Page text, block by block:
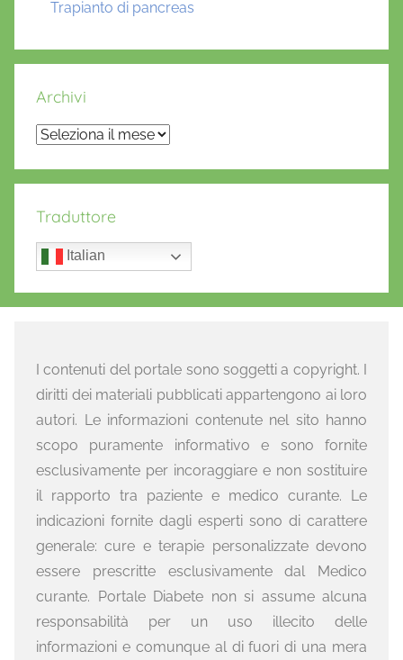
Trapianto di pancreas
Archivi
Archivi
Traduttore
Italian
I contenuti del portale sono soggetti a copyright. I
diritti dei materiali pubblicati appartengono ai loro
autori. Le informazioni contenute nel sito hanno
scopo puramente informativo e sono fornite
esclusivamente per incoraggiare e non sostituire
il rapporto tra paziente e medico curante. Le
indicazioni fornite dagli esperti sono di carattere
generale: cure e terapie personalizzate devono
essere prescritte esclusivamente dal Medico
curante. Portale Diabete non si assume alcuna
responsabilità per un uso illecito delle
informazioni e comunque al di fuori di una mera